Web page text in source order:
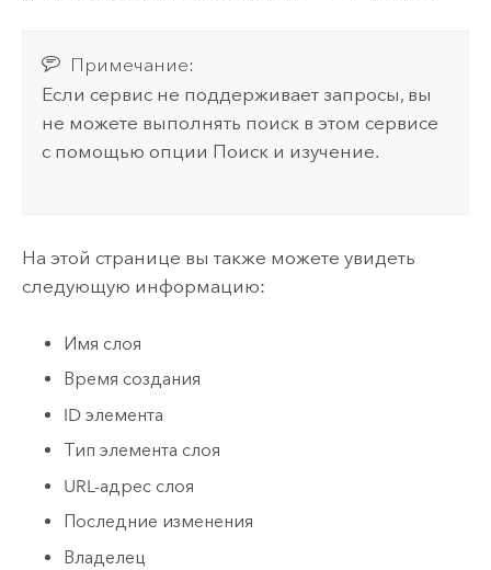
Примечание:
Если сервис не поддерживает запросы, вы
не можете выполнять поиск в этом сервисе
с помощью опции Поиск и изучение.
На этой странице вы также можете увидеть
следующую информацию:
Имя слоя
Время создания
ID элемента
Тип элемента слоя
URL-адрес слоя
Последние изменения
Владелец